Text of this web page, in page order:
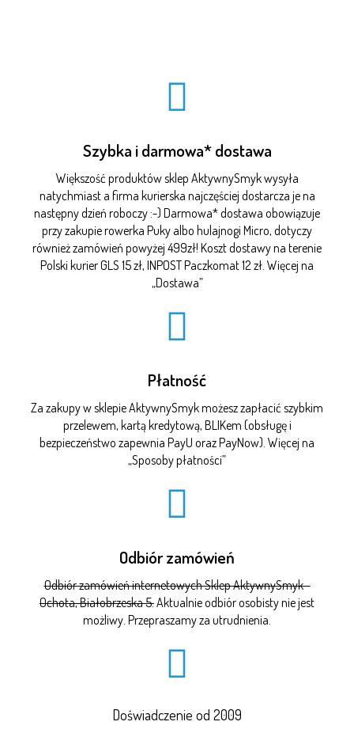
Szybka i darmowa* dostawa
Większość produktów sklep AktywnySmyk wysyła
natychmiast a firma kurierska najczęściej dostarcza je na
następny dzień roboczy :-) Darmowa* dostawa obowiązuje
przy zakupie rowerka Puky albo hulajnogi Micro, dotyczy
również zamówień powyżej 499zł! Koszt dostawy na terenie
Polski kurier GLS 15 zł, INPOST Paczkomat 12 zł. Więcej na
„Dostawa”
Płatność
Za zakupy w sklepie AktywnySmyk możesz zapłacić szybkim
przelewem, kartą kredytową, BLIKem (obsługę i
bezpieczeństwo zapewnia PayU oraz PayNow). Więcej na
„Sposoby płatności”
Odbiór zamówień
Odbiór zamówień internetowych Sklep AktywnySmyk -
Ochota, Białobrzeska 5.Aktualnie odbiór osobisty nie jest
możliwy. Przepraszamy za utrudnienia.
Doświadczenie od 2009